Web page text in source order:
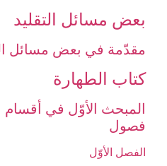
بعض مسائل التقليد
مقدّمة في بعض مسائل
كتاب الطهارة
المبحث الأوّل في أقسام
فصول‏
الفصل الأوّل‏